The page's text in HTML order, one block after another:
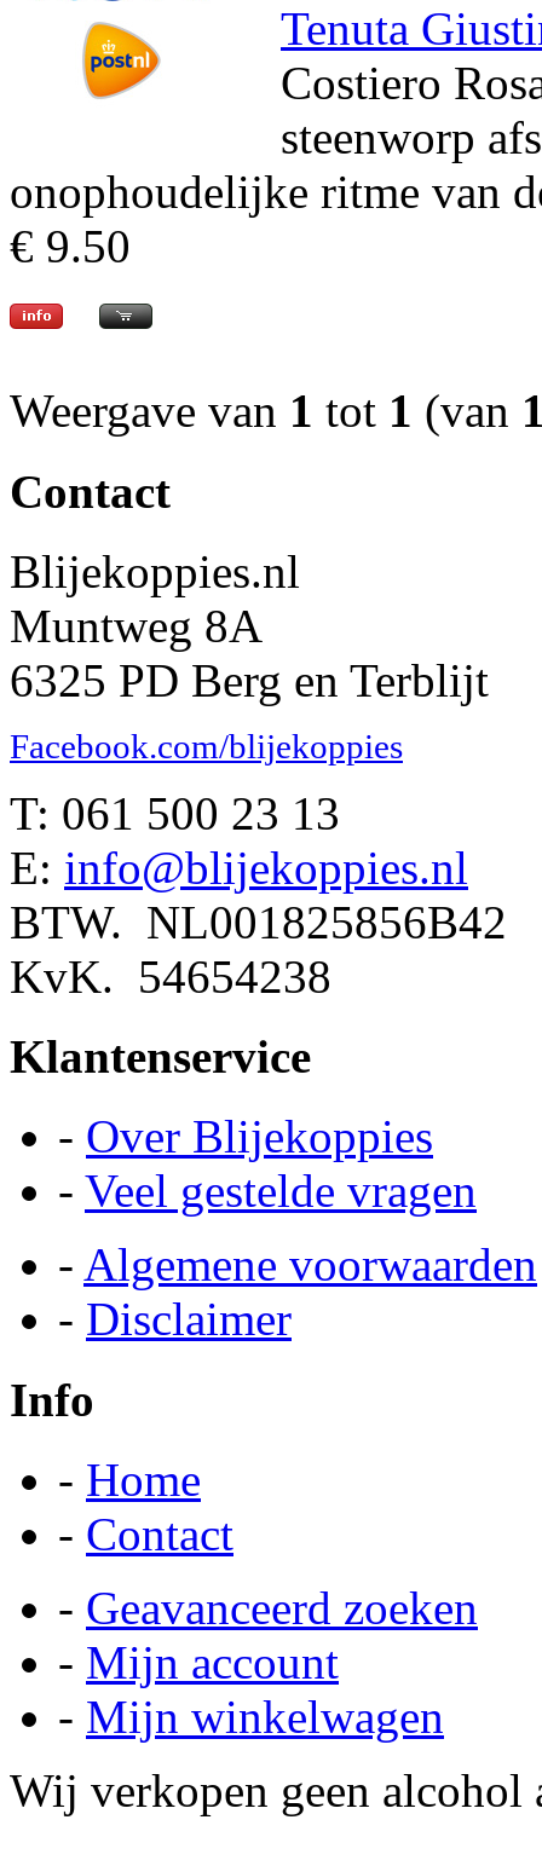
Tenuta
Costiero
steenworp
onophoudelijke ritme van
€ 9.50
Weergave van 1 tot 1 (van
Contact
Blijekoppies.nl
Muntweg 8A
6325 PD Berg en Terblijt
Facebook.com/blijekoppies
T: 061 500 23 13
E: info@blijekoppies.nl
BTW. NL001825856B42
KvK. 54654238
Klantenservice
- Over Blijekoppies
- Veel gestelde vragen
- Algemene voorwaarden
- Disclaimer
Info
- Home
- Contact
- Geavanceerd zoeken
- Mijn account
- Mijn winkelwagen
Wij verkopen geen alcohol